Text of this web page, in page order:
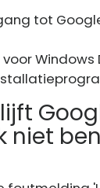
tot
Windows
niet